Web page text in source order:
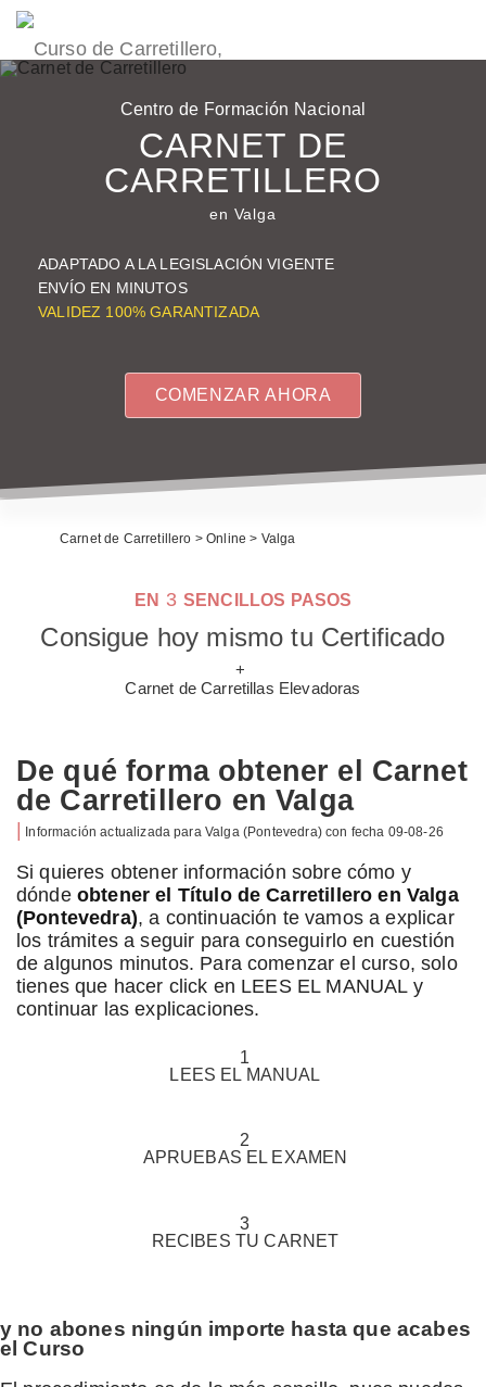
Centro de Formación Nacional
CARNET DE
CARRETILLERO
en Valga
ADAPTADO A LA LEGISLACIÓN VIGENTE
ENVÍO EN MINUTOS
VALIDEZ 100% GARANTIZADA
COMENZAR AHORA
Carnet de Carretillero > Online > Valga
EN 3 SENCILLOS PASOS
Consigue hoy mismo tu Certificado
+
Carnet de Carretillas Elevadoras
De qué forma obtener el Carnet
de Carretillero en Valga
| Información actualizada para Valga (Pontevedra) con fecha 09-08-26
Si quieres obtener información sobre cómo y
dónde obtener el Título de Carretillero en Valga
(Pontevedra), a continuación te vamos a explicar
los trámites a seguir para conseguirlo en cuestión
de algunos minutos. Para comenzar el curso, solo
tienes que hacer click en LEES EL MANUAL y
continuar las explicaciones.
1
LEES EL MANUAL
2
APRUEBAS EL EXAMEN
3
RECIBES TU CARNET
y no abones ningún importe hasta que acabes
el Curso